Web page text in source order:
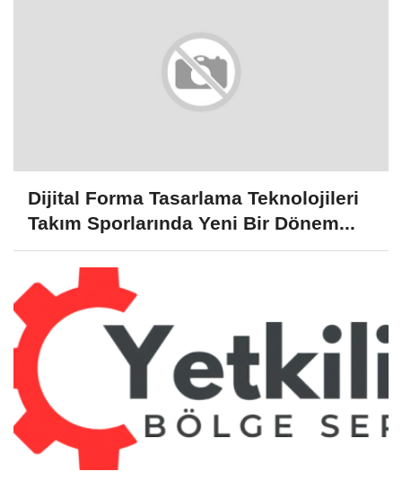
Dijital Forma Tasarlama Teknolojileri
Takım Sporlarında Yeni Bir Dönem...